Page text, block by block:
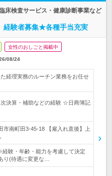
床検査サービス・健康診断事業など
経験者募集★各種手当充実
女性のおしごと掲載中
08/24
経理実務のルーチン業務をお任せ
決算・補助などの経験 ☆日商簿記
市南町田3-45-18 【雇入れ直後】上
験・年齢・能力を考慮して決定
り(待遇に変更な…